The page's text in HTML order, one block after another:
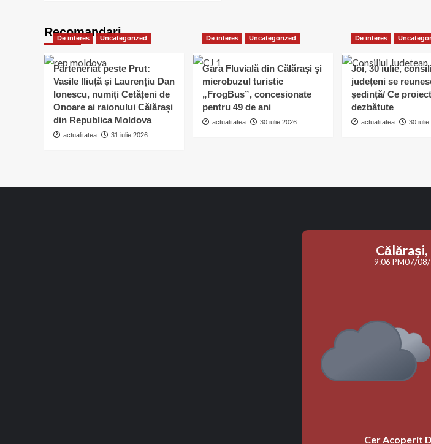
Recomandari
De interes Uncategorized
Parteneriat peste Prut:
Vasile Iliuță și Laurențiu Dan
Ionescu, numiți Cetățeni de
Onoare ai raionului Călărași
din Republica Moldova
actualitatea 31 iulie 2026
De interes Uncategorized
Gara Fluvială din Călărași și
microbuzul turistic
„FrogBus”, concesionate
pentru 49 de ani
actualitatea 30 iulie 2026
De interes
Joi, 30 iulie,
județeni se
ședință/ Ce
dezbătute
actualitatea 30 iulie
Călăraşi,
9:06 PM07/
Cer Acoperit